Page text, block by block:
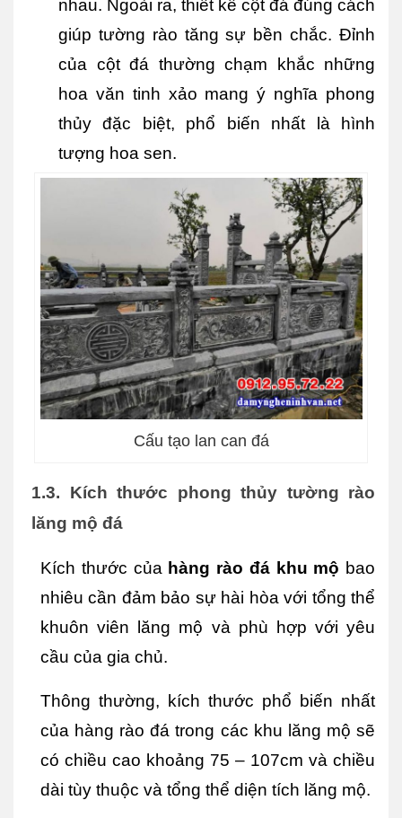
nhau. Ngoài ra, thiết kế cột đá đúng cách
giúp tường rào tăng sự bền chắc. Đỉnh
của cột đá thường chạm khắc những
hoa văn tinh xảo mang ý nghĩa phong
thủy đặc biệt, phổ biến nhất là hình
tượng hoa sen.
Cấu tạo lan can đá
1.3. Kích thước phong thủy tường rào
lăng mộ đá
Kích thước của hàng rào đá khu mộ bao
nhiêu cần đảm bảo sự hài hòa với tổng thể
khuôn viên lăng mộ và phù hợp với yêu
cầu của gia chủ.
Thông thường, kích thước phổ biến nhất
của hàng rào đá trong các khu lăng mộ sẽ
có chiều cao khoảng 75 – 107cm và chiều
dài tùy thuộc và tổng thể diện tích lăng mộ.